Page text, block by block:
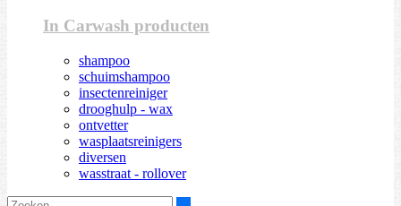
In Carwash producten
shampoo
schuimshampoo
insectenreiniger
drooghulp - wax
ontvetter
wasplaatsreinigers
diversen
wasstraat - rollover